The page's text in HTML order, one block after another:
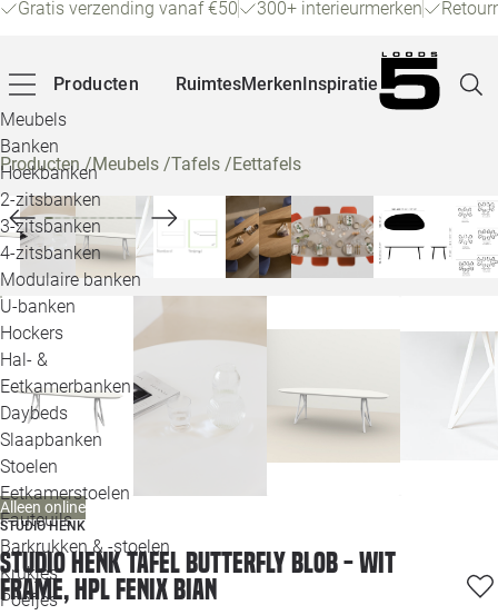
Gratis verzending vanaf €50 300+ interieurmerken
Producten
Meubels
Banken
Hoekbanken
2-zitsbanken
3-zitsbanken
4-zitsbanken
Modulaire banken
U-banken
Hockers
Hal- &
Eetkamerbanken
Daybeds
Slaapbanken
Stoelen
Eetkamerstoelen
Fauteuils
Barkrukken & -stoelen
Krukjes
Poefjes
RuimtesMerkenInspiratie
Producten/Meubels /Tafels /Eettafels
Alleen online
STUDIO HENK
Studio HENK tafel Butterfly Blob - wit
frame, HPL Fenix bian